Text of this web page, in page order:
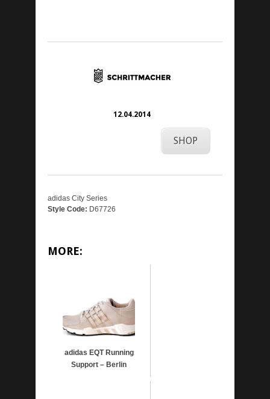
12.04.2014
SHOP
adidas City Series
Style Code: D67726
MORE:
adidas EQT Running
Support – Berlin